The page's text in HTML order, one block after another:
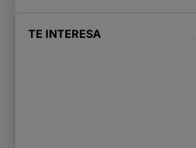
TE INTERESA